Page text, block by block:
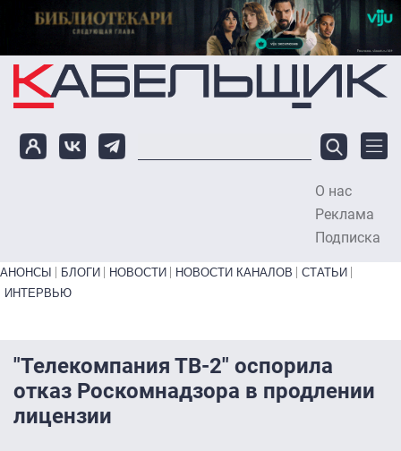
Перейти к основному содержанию
О нас
Реклама
Подписка
Primary links bottom
АНОНСЫ БЛОГИ НОВОСТИ НОВОСТИ КАНАЛОВ
СТАТЬИ
ИНТЕРВЬЮ
"Телекомпания ТВ-2" оспорила
отказ Роскомнадзора в продлении
лицензии